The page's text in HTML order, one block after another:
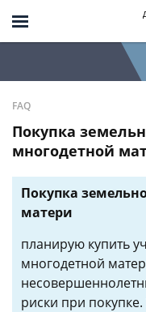
FAQ
Покупка
многодетной
Покупка
матери
планирую купить
многодетной
риски при